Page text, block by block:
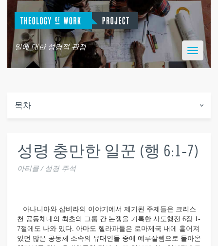
일에 대한 성경적 관점
Toggle
목차
성령 충만한 일꾼 (행 6:1-7)
아티클 / 성경 주석
아나니아와 삽비라의 이야기에서 제기된 주제들은 크리스
천 공동체내의 최초의 그룹 간 논쟁을 기록한 사도행전 6장 1-
7절에도 나와 있다. 아마도 헬라파들은 로마제국 내에 흩어져
있던 많은 공동체 소속의 유대인들 중에 예루살렘으로 돌아온